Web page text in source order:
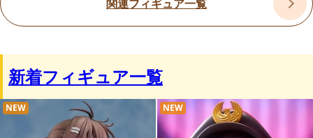
関連フィギュア一覧
新着フィギュア一覧
NEW NEW